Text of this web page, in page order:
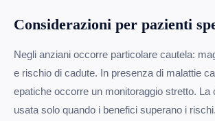
Considerazioni per pazienti
Negli anziani occorre particolare cautela:
e rischio di cadute. In presenza di malattie
epatiche occorre un monitoraggio stretto. La
usata solo quando i benefici superano i